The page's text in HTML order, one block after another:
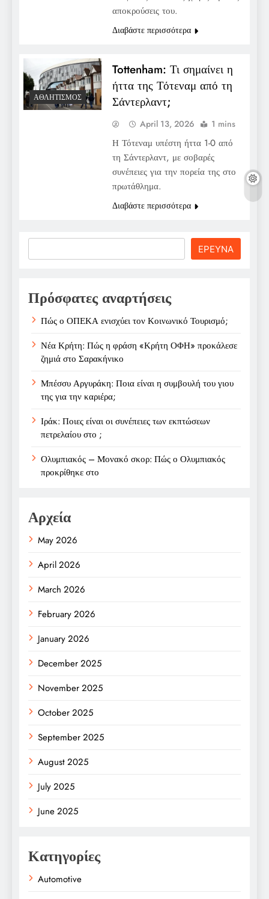
αποκρούσεις του.
Διαβάστε περισσότερα
ΑΘΛΗΤΙΣΜΌΣ
Tottenham: Τι σημαίνει η
ήττα της Τότεναμ από τη
Σάντερλαντ;
April 13, 2026 1 mins
Η Τότεναμ υπέστη ήττα 1-0 από
τη Σάντερλαντ, με σοβαρές
συνέπειες για την πορεία της στο
πρωτάθλημα.
Διαβάστε περισσότερα
ΕΡΕΥΝΑ
Πρόσφατες αναρτήσεις
Πώς ο ΟΠΕΚΑ ενισχύει τον Κοινωνικό Τουρισμό;
Νέα Κρήτη: Πώς η φράση «Κρήτη ΟΦΗ» προκάλεσε
ζημιά στο Σαρακήνικο
Μπέσσυ Αργυράκη: Ποια είναι η συμβουλή του γιου
της για την καριέρα;
Ιράκ: Ποιες είναι οι συνέπειες των εκπτώσεων
πετρελαίου στο ;
Ολυμπιακός – Μονακό σκορ: Πώς ο Ολυμπιακός
προκρίθηκε στο
Αρχεία
May 2026
April 2026
March 2026
February 2026
January 2026
December 2025
November 2025
October 2025
September 2025
August 2025
July 2025
June 2025
Κατηγορίες
Automotive